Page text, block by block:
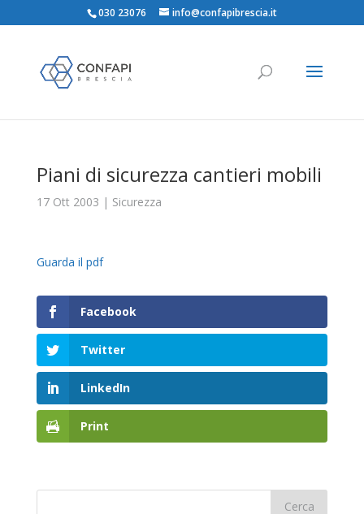
030 23076 info@confapibrescia.it
Piani di sicurezza cantieri mobili
17 Ott 2003 | Sicurezza
Guarda il pdf
Facebook
Twitter
LinkedIn
Print